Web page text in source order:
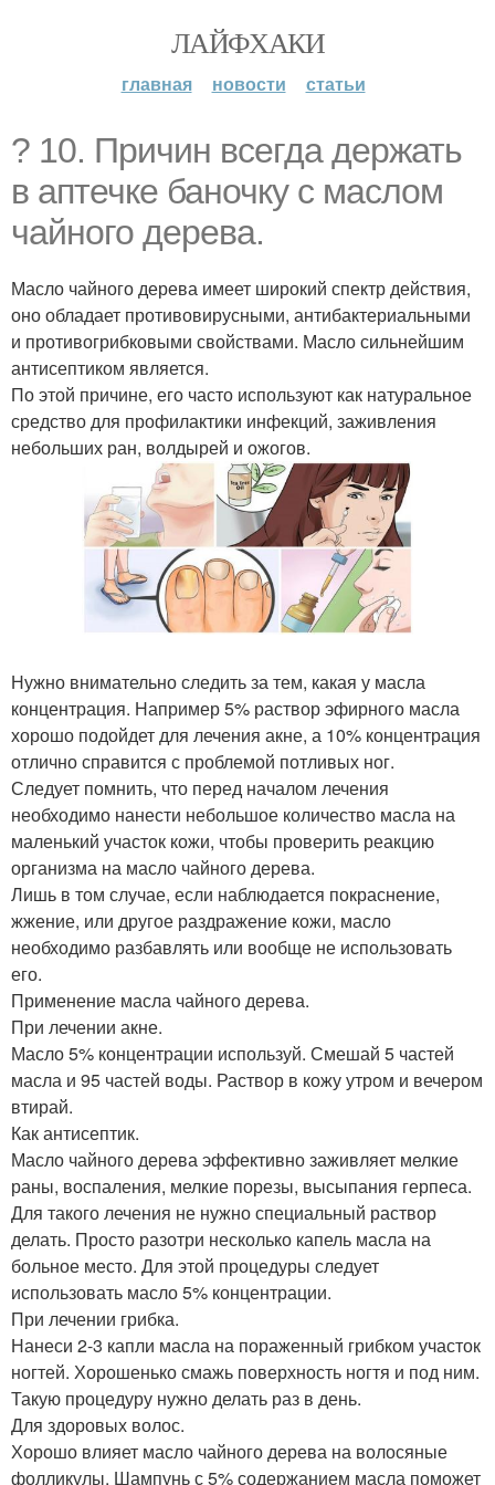
ЛАЙФХАКИ
главная новости статьи
? 10. Причин всегда держать
в аптечке баночку с маслом
чайного дерева.
Масло чайного дерева имеет широкий спектр действия,
оно обладает противовирусными, антибактериальными
и противогрибковыми свойствами. Масло сильнейшим
антисептиком является.
По этой причине, его часто используют как натуральное
средство для профилактики инфекций, заживления
небольших ран, волдырей и ожогов.
Нужно внимательно следить за тем, какая у масла
концентрация. Например 5% раствор эфирного масла
хорошо подойдет для лечения акне, а 10% концентрация
отлично справится с проблемой потливых ног.
Следует помнить, что перед началом лечения
необходимо нанести небольшое количество масла на
маленький участок кожи, чтобы проверить реакцию
организма на масло чайного дерева.
Лишь в том случае, если наблюдается покраснение,
жжение, или другое раздражение кожи, масло
необходимо разбавлять или вообще не использовать
его.
Применение масла чайного дерева.
При лечении акне.
Масло 5% концентрации используй. Смешай 5 частей
масла и 95 частей воды. Раствор в кожу утром и вечером
втирай.
Как антисептик.
Масло чайного дерева эффективно заживляет мелкие
раны, воспаления, мелкие порезы, высыпания герпеса.
Для такого лечения не нужно специальный раствор
делать. Просто разотри несколько капель масла на
больное место. Для этой процедуры следует
использовать масло 5% концентрации.
При лечении грибка.
Нанеси 2-3 капли масла на пораженный грибком участок
ногтей. Хорошенько смажь поверхность ногтя и под ним.
Такую процедуру нужно делать раз в день.
Для здоровых волос.
Хорошо влияет масло чайного дерева на волосяные
фолликулы. Шампунь с 5% содержанием масла поможет